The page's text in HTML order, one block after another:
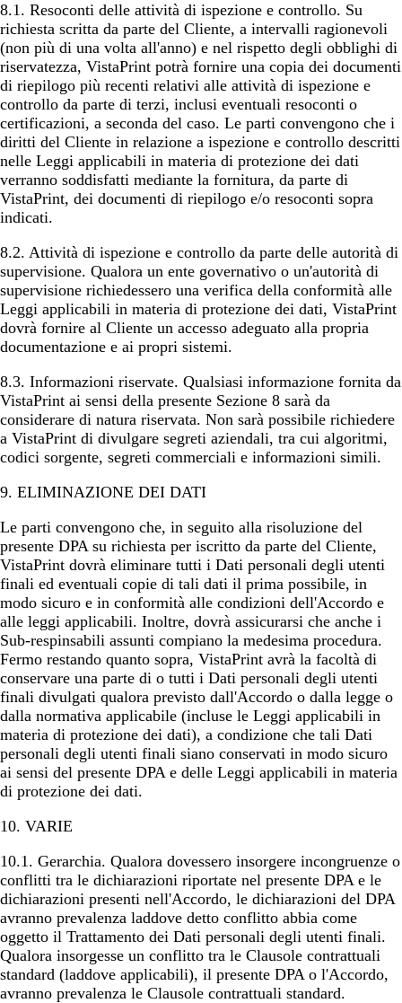
8.1. Resoconti delle attività di ispezione e controllo. Su
richiesta scritta da parte del Cliente, a intervalli ragionevoli
(non più di una volta all'anno) e nel rispetto degli obblighi di
riservatezza, VistaPrint potrà fornire una copia dei documenti
di riepilogo più recenti relativi alle attività di ispezione e
controllo da parte di terzi, inclusi eventuali resoconti o
certificazioni, a seconda del caso. Le parti convengono che i
diritti del Cliente in relazione a ispezione e controllo descritti
nelle Leggi applicabili in materia di protezione dei dati
verranno soddisfatti mediante la fornitura, da parte di
VistaPrint, dei documenti di riepilogo e/o resoconti sopra
indicati.
8.2. Attività di ispezione e controllo da parte delle autorità di
supervisione. Qualora un ente governativo o un'autorità di
supervisione richiedessero una verifica della conformità alle
Leggi applicabili in materia di protezione dei dati, VistaPrint
dovrà fornire al Cliente un accesso adeguato alla propria
documentazione e ai propri sistemi.
8.3. Informazioni riservate. Qualsiasi informazione fornita da
VistaPrint ai sensi della presente Sezione 8 sarà da
considerare di natura riservata. Non sarà possibile richiedere
a VistaPrint di divulgare segreti aziendali, tra cui algoritmi,
codici sorgente, segreti commerciali e informazioni simili.
9. ELIMINAZIONE DEI DATI
Le parti convengono che, in seguito alla risoluzione del
presente DPA su richiesta per iscritto da parte del Cliente,
VistaPrint dovrà eliminare tutti i Dati personali degli utenti
finali ed eventuali copie di tali dati il prima possibile, in
modo sicuro e in conformità alle condizioni dell'Accordo e
alle leggi applicabili. Inoltre, dovrà assicurarsi che anche i
Sub-respinsabili assunti compiano la medesima procedura.
Fermo restando quanto sopra, VistaPrint avrà la facoltà di
conservare una parte di o tutti i Dati personali degli utenti
finali divulgati qualora previsto dall'Accordo o dalla legge o
dalla normativa applicabile (incluse le Leggi applicabili in
materia di protezione dei dati), a condizione che tali Dati
personali degli utenti finali siano conservati in modo sicuro
ai sensi del presente DPA e delle Leggi applicabili in materia
di protezione dei dati.
10. VARIE
10.1. Gerarchia. Qualora dovessero insorgere incongruenze o
conflitti tra le dichiarazioni riportate nel presente DPA e le
dichiarazioni presenti nell'Accordo, le dichiarazioni del DPA
avranno prevalenza laddove detto conflitto abbia come
oggetto il Trattamento dei Dati personali degli utenti finali.
Qualora insorgesse un conflitto tra le Clausole contrattuali
standard (laddove applicabili), il presente DPA o l'Accordo,
avranno prevalenza le Clausole contrattuali standard.